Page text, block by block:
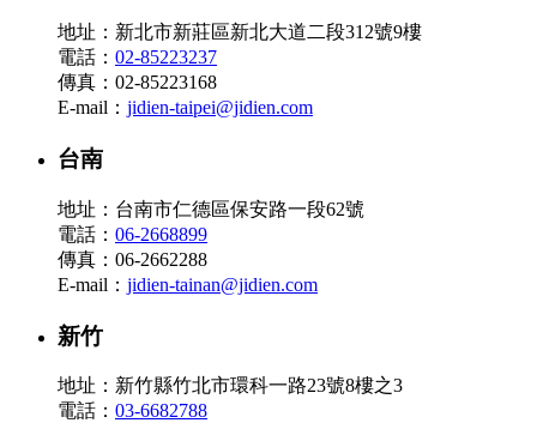
地址：新北市新莊區新北大道二段312號9樓
電話： 02-85223237
傳真：02-85223168
E-mail： jidien-taipei@jidien.com
台南
地址：台南市仁德區保安路一段62號
電話： 06-2668899
傳真：06-2662288
E-mail： jidien-tainan@jidien.com
新竹
地址：新竹縣竹北市環科一路23號8樓之3
電話： 03-6682788